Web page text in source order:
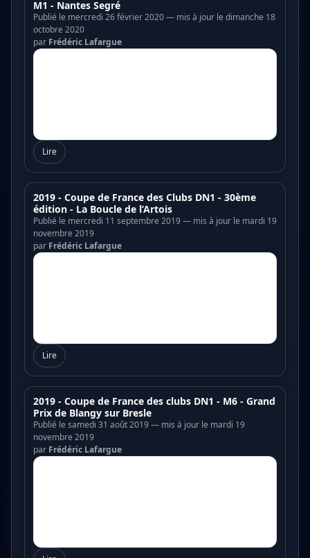
M1 - Nantes Segré
Publié le mercredi 26 février 2020 — mis à jour le dimanche 18
octobre 2020
par Frédéric Lafargue
Lire
2019 - Coupe de France des Clubs DN1 - 30ème
édition - La Boucle de l’Artois
Publié le mercredi 11 septembre 2019 — mis à jour le mardi 19
novembre 2019
par Frédéric Lafargue
Lire
2019 - Coupe de France des clubs DN1 - M6 - Grand
Prix de Blangy sur Bresle
Publié le samedi 31 août 2019 — mis à jour le mardi 19
novembre 2019
par Frédéric Lafargue